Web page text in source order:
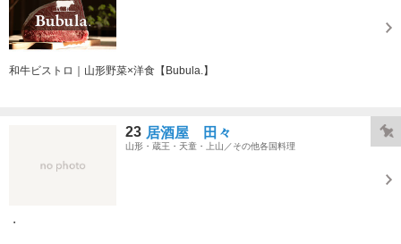
和牛ビストロ｜山形野菜×洋食【Bubula.】
23 居酒屋 田々
山形・蔵王・天童・上山／その他各国料理
・